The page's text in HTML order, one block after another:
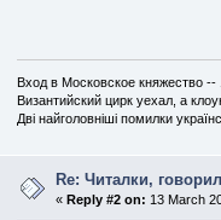
Вход в Московское княжество
Византийский цирк уехал, а
Дві найголовніші помилки
Re: Читалки,
«Reply #2 on: 13 March